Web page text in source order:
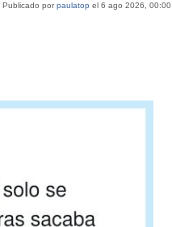
Publicado porpaulatop el 6 ago 2026, 00:00